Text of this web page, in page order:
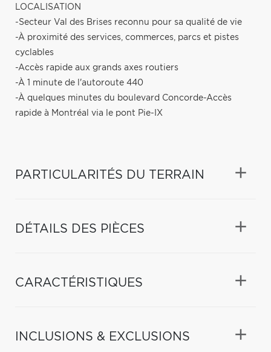
LOCALISATION
-Secteur Val des Brises reconnu pour sa qualité de vie
-À proximité des services, commerces, parcs et pistes
cyclables
-Accès rapide aux grands axes routiers
-À 1 minute de l'autoroute 440
-À quelques minutes du boulevard Concorde-Accès
rapide à Montréal via le pont Pie-IX
PARTICULARITÉS DU TERRAIN
DÉTAILS DES PIÈCES
CARACTÉRISTIQUES
INCLUSIONS & EXCLUSIONS